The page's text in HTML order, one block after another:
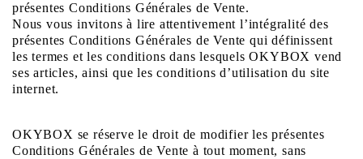
présentes Conditions Générales de Vente.
Nous vous invitons à lire attentivement l’intégralité des
présentes Conditions Générales de Vente qui définissent
les termes et les conditions dans lesquels OKYBOX vend
ses articles, ainsi que les conditions d’utilisation du site
internet.
OKYBOX se réserve le droit de modifier les présentes
Conditions Générales de Vente à tout moment, sans